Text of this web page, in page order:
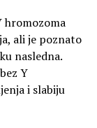
hromozoma
ali je poznato
nasledna.
Y
i slabiju